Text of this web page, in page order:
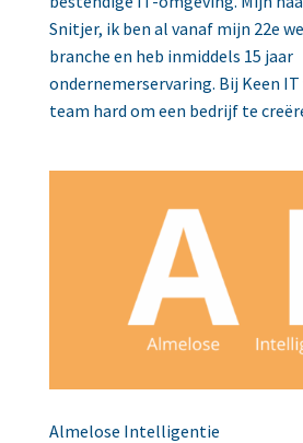
Snitjer, ik ben al vanaf mijn 22e
branche en heb inmiddels 15 jaar
ondernemerservaring. Bij Keen IT
team hard om een bedrijf te
Almelose Intelligentie